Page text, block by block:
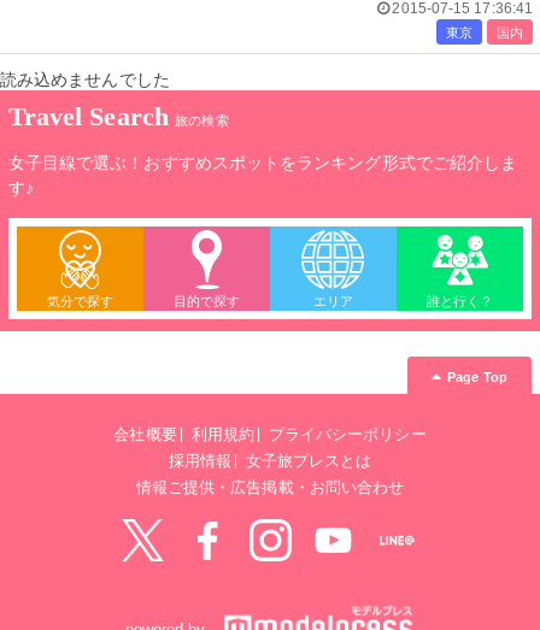
2015-07-15 17:36:41
東京 国内
読み込めませんでした
Travel Search 旅の検索
女子目線で選ぶ！おすすめスポットをランキング形式でご紹介しま
す♪
気分で探す 目的で探す エリア 誰と行く？
Page Top
会社概要 利用規約
プライバシーポリシー
採用情報
女子旅プレスとは
情報ご提供・広告掲載・お問い合わせ